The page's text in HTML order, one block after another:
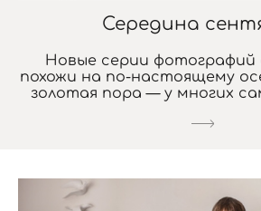
Середина
Новые серии фотографий
похожи на по-настоящему
золотая пора — у многих